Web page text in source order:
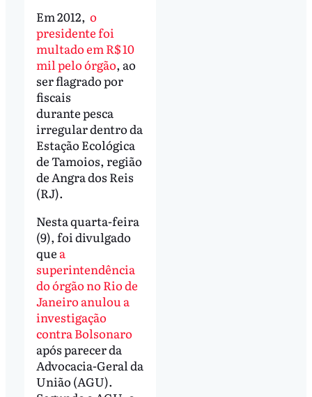
Em 2012, o
presidente foi
multado em R$ 10
mil pelo órgão, ao
ser flagrado por
fiscais
durante pesca
irregular dentro da
Estação Ecológica
de Tamoios, região
de Angra dos Reis
(RJ).
Nesta quarta-feira
(9), foi divulgado
que a
superintendência
do órgão no Rio de
Janeiro anulou a
investigação
contra Bolsonaro
após parecer da
Advocacia-Geral da
União (AGU).